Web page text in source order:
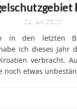
21. Juli 2022
in den letzten
ich dieses Jahr
verbracht.
noch etwas